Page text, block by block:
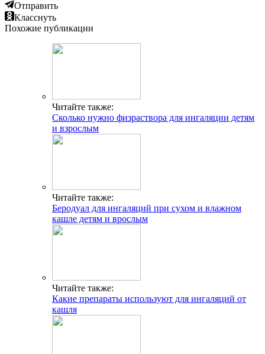
Отправить
Класснуть
Похожие публикации
Читайте также:
Сколько нужно физраствора для ингаляции детям
и взрослым
Читайте также:
Беродуал для ингаляций при сухом и влажном
кашле детям и врослым
Читайте также:
Какие препараты используют для ингаляций от
кашля